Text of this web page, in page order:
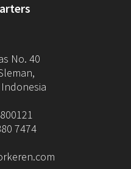
No. 40
7474